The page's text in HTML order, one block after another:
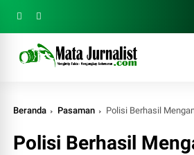
Beranda Pasaman Polisi Berhasil Mengamankan
Polisi Berhasil